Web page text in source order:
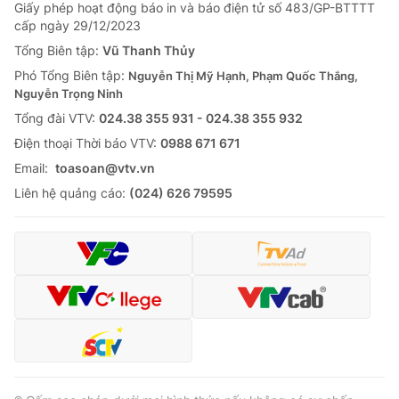
Sản phẩm
Thị trường
Tư vấn
Lịch phát sóng
Chuyên mục khác
Emagazine Podcast
Photo Infographic
Shorts video
VTV Money VTV Thể thao
VTV Sức khoẻ
Giấy phép hoạt động báo in và báo điện tử số 483/GP-BTTTT
cấp ngày 29/12/2023
Tổng Biên tập: Vũ Thanh Thủy
Phó Tổng Biên tập: Nguyễn Thị Mỹ Hạnh, Phạm Quốc Thắng,
Nguyễn Trọng Ninh
Tổng đài VTV: 024.38 355 931 - 024.38 355 932
Ðiện thoại Thời báo VTV: 0988 671 671
Email: toasoan@vtv.vn
Liên hệ quảng cáo: (024) 626 79595